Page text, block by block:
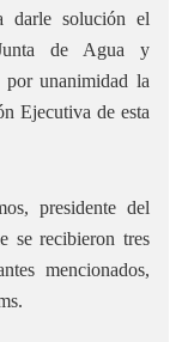
darle solución el
de Agua y
por unanimidad la
Ejecutiva de esta
presidente del
se recibieron tres
mencionados,